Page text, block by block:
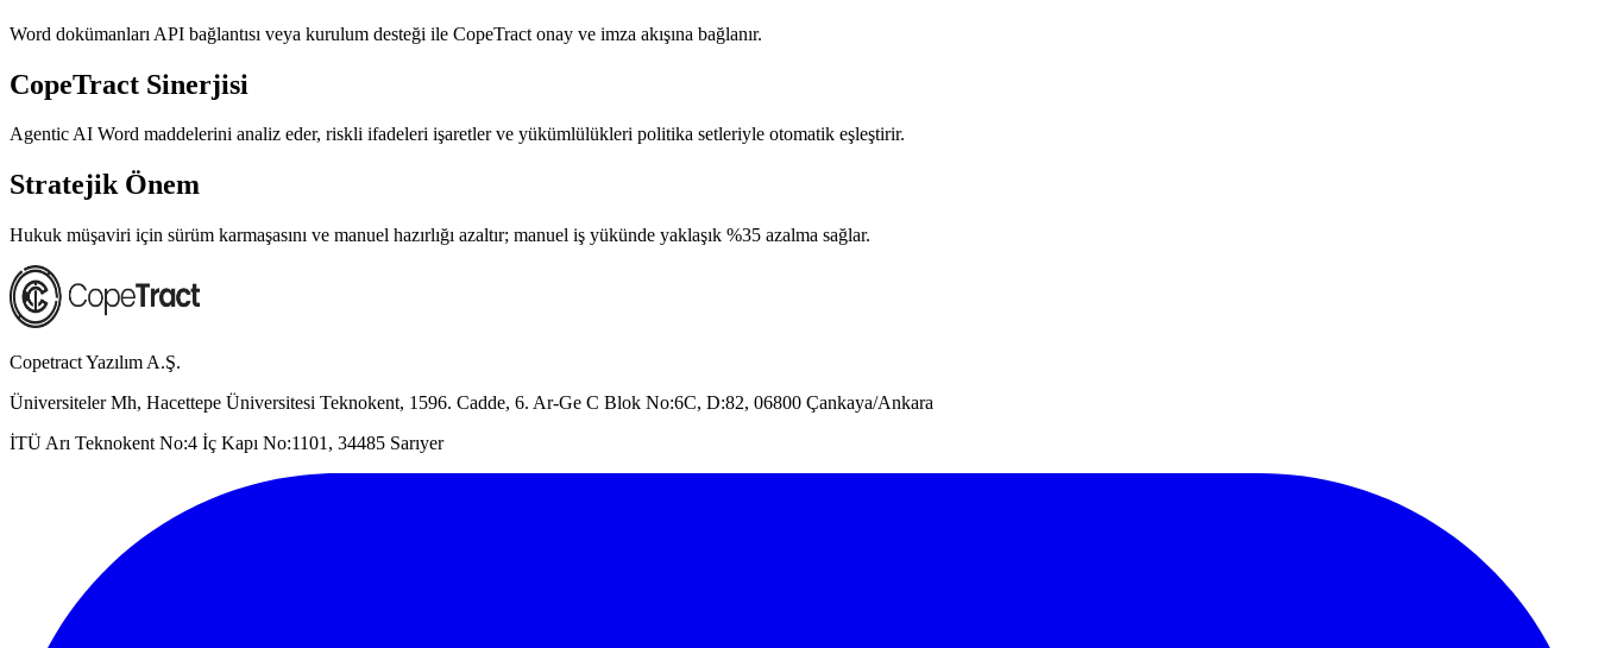
Word dokümanları API bağlantısı veya kurulum desteği ile CopeTract onay ve imza akışına bağlanır.
CopeTract Sinerjisi
Agentic AI Word maddelerini analiz eder, riskli ifadeleri işaretler ve yükümlülükleri politika setleriyle otomatik eşleştirir.
Stratejik Önem
Hukuk müşaviri için sürüm karmaşasını ve manuel hazırlığı azaltır; manuel iş yükünde yaklaşık %35 azalma sağlar.
Copetract Yazılım A.Ş.
Üniversiteler Mh, Hacettepe Üniversitesi Teknokent, 1596. Cadde, 6. Ar-Ge C Blok No:6C, D:82, 06800 Çankaya/Ankara
İTÜ Arı Teknokent No:4 İç Kapı No:1101, 34485 Sarıyer